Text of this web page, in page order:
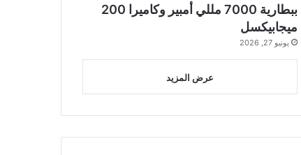
ببطارية 7000 مللي أمبير وكاميرا 200
ميجابيكسل
يونيو 27, 2026
عرض المزيد